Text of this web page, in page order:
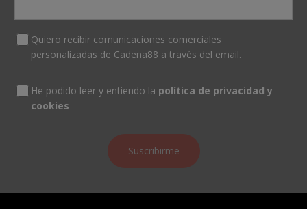
Quiero recibir comunicaciones comerciales
personalizadas de Cadena88 a través del email.
He podido leer y entiendo la política de privacidad y
cookies